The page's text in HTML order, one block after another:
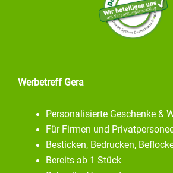
Werbetreff Gera
Personalisierte Geschenke &
Für Firmen und
Besticken, Bedrucken,
Bereits ab 1 Stück